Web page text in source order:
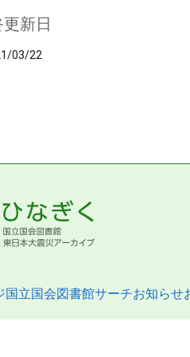
新日
03/22
国立国会図書館サーチお知らせ